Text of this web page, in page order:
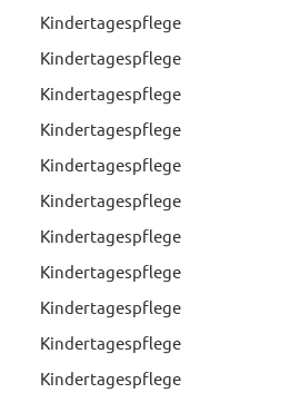
Kindertagespflege
Kindertagespflege
Kindertagespflege
Kindertagespflege
Kindertagespflege
Kindertagespflege
Kindertagespflege
Kindertagespflege
Kindertagespflege
Kindertagespflege
Kindertagespflege